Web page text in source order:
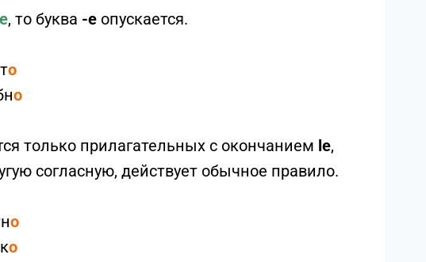
, то буква -eопускается.
о
о
только прилагательных с окончанием le,
согласную, действует обычное правило.
о
о